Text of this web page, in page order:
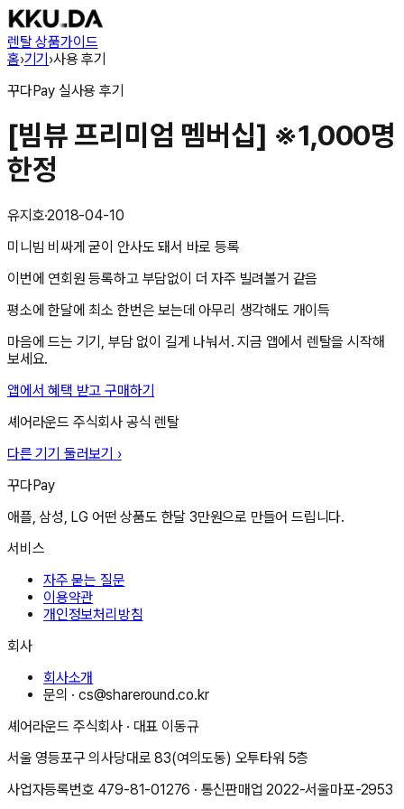
렌탈 상품가이드
홈›기기›사용 후기
꾸다Pay 실사용 후기
[빔뷰 프리미엄 멤버십] ※1,000명
한정
유지호·2018-04-10
미니빔 비싸게 굳이 안사도 돼서 바로 등록
이번에 연회원 등록하고 부담없이 더 자주 빌려볼거 같음
평소에 한달에 최소 한번은 보는데 아무리 생각해도 개이득
마음에 드는 기기, 부담 없이 길게 나눠서. 지금 앱에서 렌탈을 시작해
보세요.
앱에서 혜택 받고 구매하기
셰어라운드 주식회사 공식 렌탈
다른 기기 둘러보기 ›
꾸다Pay
애플, 삼성, LG 어떤 상품도 한달 3만원으로 만들어 드립니다.
서비스
자주 묻는 질문
이용약관
개인정보처리방침
회사
회사소개
문의 ·cs@shareround.co.kr
셰어라운드 주식회사 · 대표 이동규
서울 영등포구 의사당대로 83(여의도동) 오투타워 5층
사업자등록번호 479-81-01276 · 통신판매업2022-서울마포-2953